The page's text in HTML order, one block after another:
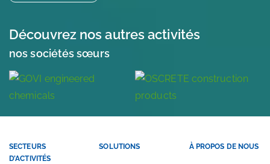
Découvrez nos autres activités
nos sociétés sœurs
SECTEURS
D’ACTIVITÉS
SOLUTIONS À PROPOS DE NOUS